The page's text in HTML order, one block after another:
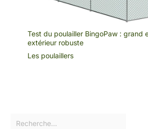
Test du poulailler BingoPaw : grand
extérieur robuste
Les poulaillers